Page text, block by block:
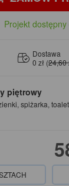
piętrowy
spiżarka,
Projekt
Dostawa
0 zł (24,60